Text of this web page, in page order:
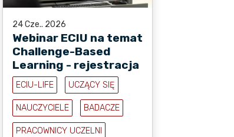
24 Cze.. 2026
Webinar ECIU na temat
Challenge-Based
Learning - rejestracja
ECIU-LIFE UCZĄCY SIĘ
NAUCZYCIELE BADACZE
PRACOWNICY UCZELNI